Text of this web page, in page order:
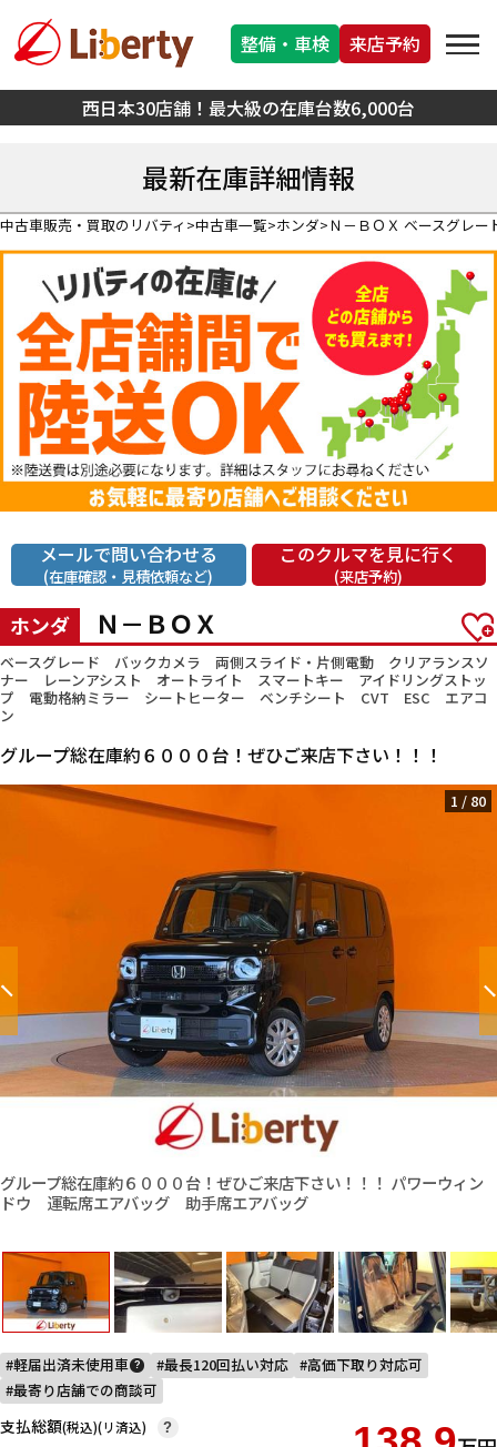
西日本30店舗！最大級の在庫台数6,000台
整備・車検 来店予約
最新在庫詳細情報
中古車販売・買取のリバティ 中古車一覧 ホンダ Ｎ－ＢＯＸ ベースグレー
メールで問い合わせる
(在庫確認・見積依頼など)
このクルマを見に行く
(来店予約)
ホンダ Ｎ－ＢＯＸ
ベースグレード バックカメラ 両側スライド・片側電動 クリアランスソ
ナー レーンアシスト オートライト スマートキー アイドリングストッ
プ 電動格納ミラー シートヒーター ベンチシート CVT ESC エアコ
ン
グループ総在庫約６０００台！ぜひご来店下さい！！！
グループ総在庫約６０００台！ぜひご来店下さい！！！ パワーウィン
ドウ 運転席エアバッグ 助手席エアバッグ
1 / 80
軽届出済未使用車 ? 最長120回払い対応
高価下取り対応可
最寄り店舗での商談可
支払総額(税込)(リ済込) ?